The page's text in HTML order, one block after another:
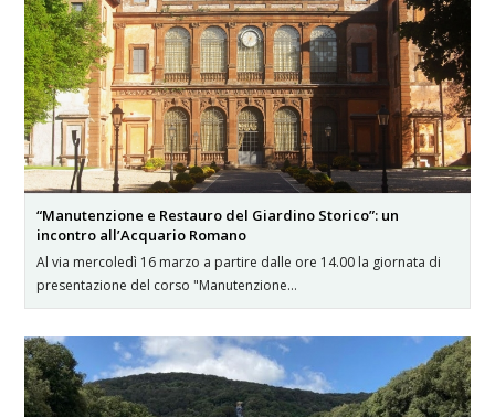
“Manutenzione e Restauro del Giardino Storico”: un
incontro all’Acquario Romano
Al via mercoledì 16 marzo a partire dalle ore 14.00 la giornata di
presentazione del corso "Manutenzione…